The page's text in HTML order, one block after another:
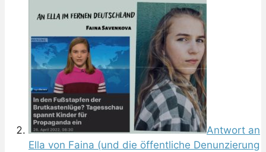
Antwort an
Ella von Faina (und die öffentliche Denunzierung